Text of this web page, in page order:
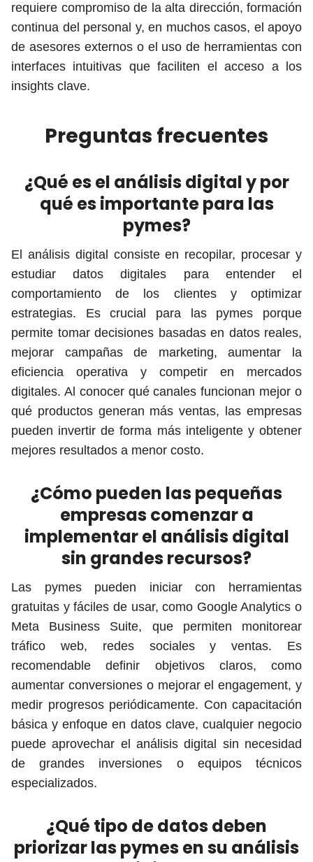
requiere compromiso de la alta dirección, formación
continua del personal y, en muchos casos, el apoyo
de asesores externos o el uso de herramientas con
interfaces intuitivas que faciliten el acceso a los
insights clave.
Preguntas frecuentes
¿Qué es el análisis digital y por
qué es importante para las
pymes?
El análisis digital consiste en recopilar, procesar y
estudiar datos digitales para entender el
comportamiento de los clientes y optimizar
estrategias. Es crucial para las pymes porque
permite tomar decisiones basadas en datos reales,
mejorar campañas de marketing, aumentar la
eficiencia operativa y competir en mercados
digitales. Al conocer qué canales funcionan mejor o
qué productos generan más ventas, las empresas
pueden invertir de forma más inteligente y obtener
mejores resultados a menor costo.
¿Cómo pueden las pequeñas
empresas comenzar a
implementar el análisis digital
sin grandes recursos?
Las pymes pueden iniciar con herramientas
gratuitas y fáciles de usar, como Google Analytics o
Meta Business Suite, que permiten monitorear
tráfico web, redes sociales y ventas. Es
recomendable definir objetivos claros, como
aumentar conversiones o mejorar el engagement, y
medir progresos periódicamente. Con capacitación
básica y enfoque en datos clave, cualquier negocio
puede aprovechar el análisis digital sin necesidad
de grandes inversiones o equipos técnicos
especializados.
¿Qué tipo de datos deben
priorizar las pymes en su análisis